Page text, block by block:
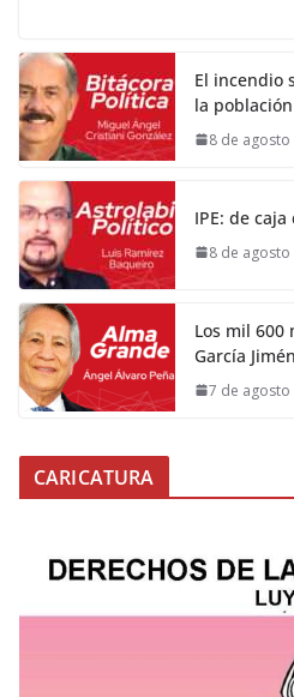
El incendio
la
8 de
IPE: de
8 de
Los mil 600
García
7 de agosto
CARICATURA